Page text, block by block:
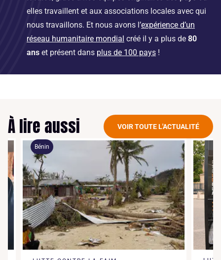
elles travaillent et aux associations locales avec qui
nous travaillons. Et nous avons l’expérience d’un
réseau humanitaire mondial créé il y a plus de 80
ans et présent dans plus de 100 pays !
À lire aussi VOIR TOUTE L'ACTUALITÉ
Bénin